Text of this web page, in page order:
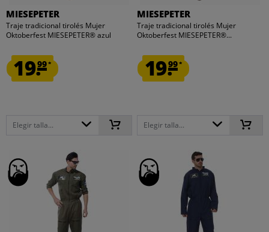
MIESEPETER
Traje tradicional tirolés Mujer
Oktoberfest MIESEPETER® azul
19.99*
Elegir talla...
MIESEPETER
Traje tradicional tirolés Mujer
Oktoberfest MIESEPETER®...
19.99*
Elegir talla...